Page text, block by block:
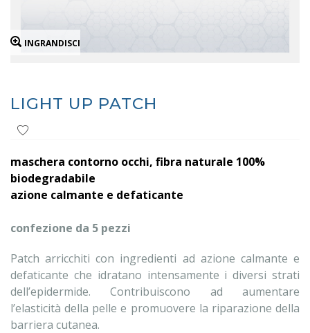
INGRANDISCI
LIGHT UP PATCH
maschera contorno occhi, fibra naturale 100%
biodegradabile
azione calmante e defaticante
confezione da 5 pezzi
Patch arricchiti con ingredienti ad azione calmante e
defaticante che idratano intensamente i diversi strati
dell’epidermide. Contribuiscono ad aumentare
l’elasticità della pelle e promuovere la riparazione della
barriera cutanea.